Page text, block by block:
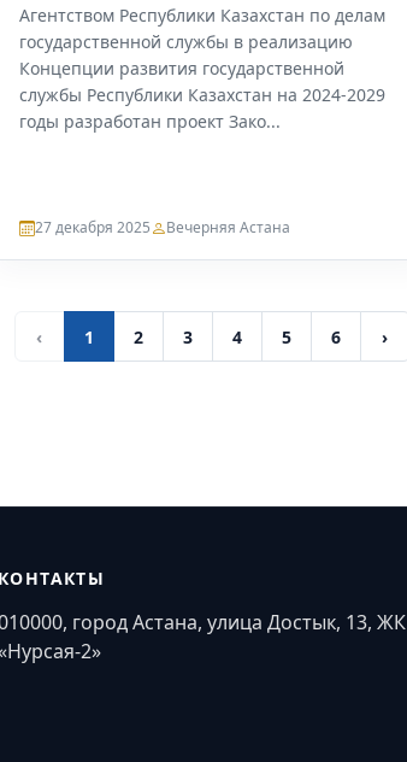
Агентством Республики Казахстан по делам
государственной службы в реализацию
Концепции развития государственной
службы Республики Казахстан на 2024-2029
годы разработан проект Зако...
27 декабря 2025 Вечерняя Астана
‹ 1 2 3 4 5 6 ›
КОНТАКТЫ
город Астана, улица Достык, 13, ЖК
2»